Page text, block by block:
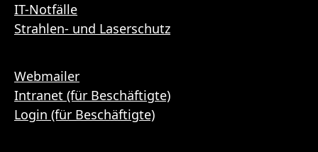
IT-Notfälle
Strahlen- und Laserschutz
Webmailer
Intranet (für Beschäftigte)
Login (für Beschäftigte)